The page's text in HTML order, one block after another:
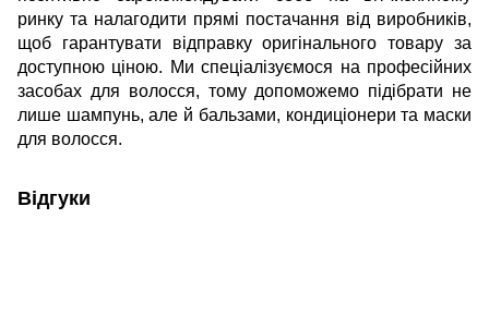
ринку та налагодити прямі постачання від виробників,
щоб гарантувати відправку оригінального товару за
доступною ціною. Ми спеціалізуємося на професійних
засобах для волосся, тому допоможемо підібрати не
лише шампунь, але й бальзами, кондиціонери та маски
для волосся.
Відгуки